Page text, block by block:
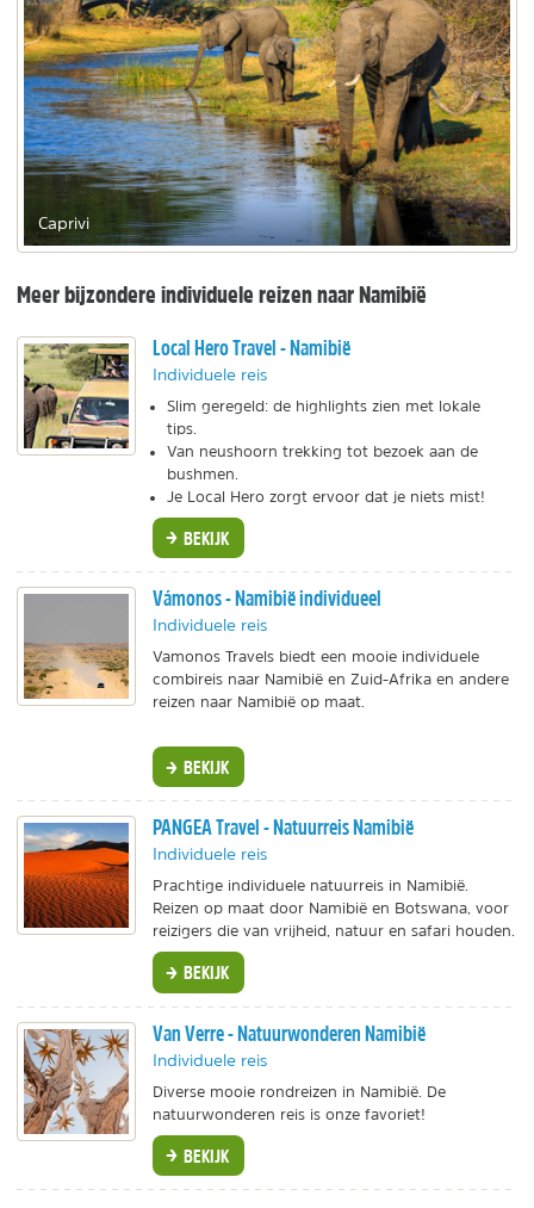
Caprivi
Meer bijzondere individuele reizen naar Namibië
Local Hero Travel - Namibië
Individuele reis
Slim geregeld: de highlights zien met lokale
tips.
Van neushoorn trekking tot bezoek aan de
bushmen.
Je Local Hero zorgt ervoor dat je niets mist!
BEKIJK
Vámonos - Namibië individueel
Individuele reis
Vamonos Travels biedt een mooie individuele
combireis naar Namibië en Zuid-Afrika en andere
reizen naar Namibië op maat.
BEKIJK
PANGEA Travel - Natuurreis Namibië
Individuele reis
Prachtige individuele natuurreis in Namibië.
Reizen op maat door Namibië en Botswana, voor
reizigers die van vrijheid, natuur en safari houden.
BEKIJK
Van Verre - Natuurwonderen Namibië
Individuele reis
Diverse mooie rondreizen in Namibië. De
natuurwonderen reis is onze favoriet!
BEKIJK